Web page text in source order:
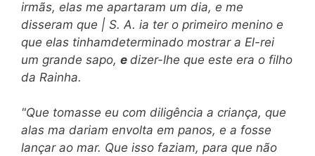
irmãs, elas me apartaram um dia, e me
disseram que | S. A. ia ter o primeiro menino e
que elas tinhamdeterminado mostrar a El-rei
um grande sapo, e dizer-lhe que este era o filho
da Rainha.
"Que tomasse eu com diligência a criança, que
alas ma dariam envolta em panos, e a fosse
lançar ao mar. Que isso faziam, para que não